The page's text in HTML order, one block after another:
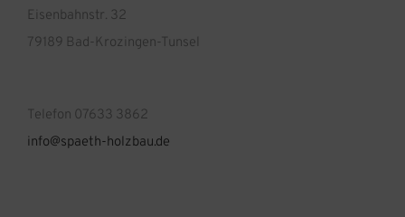
Eisenbahnstr. 32
79189 Bad-Krozingen-Tunsel
Telefon 07633 3862
info@spaeth-holzbau.de